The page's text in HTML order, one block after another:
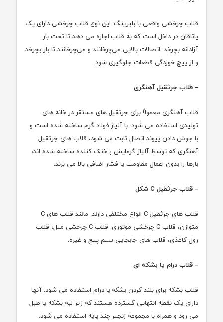
قلاب چرخشی واقعی با بلبرینگ: این نوع قلاب چرخشی دارای یک
یاتاقان در داخل است که به قلاب اجازه می دهد تا تحت بار
آزادانه بچرخد. اتصالات بالایی می‌چرخانند و می‌چرخانند تا بار بچرخد
و از پیچ ‌خوردگی قطعات جلوگیری شود.
– قلاب جرثقیل آهنگری
قلاب آهنگری معمولاً برای جرثقیل های مستقر در خانه های
تولیدی استفاده می شود. با آلیاژ فولاد گرم ساخته شده است و
با جوش دادن پیوند اتصال ثابت می شود، قلاب های جرثقیل
آهنگری که توسط آلیاژ گرمایش و خنک کننده ساخته شده اند،
بارها را بدون اعمال مقاومت یا فشار اضافی بالا می برند.
– قلاب جرثقیل C شکل
قلاب های جرثقیل C انواع مختلفی دارند. مانند قلاب های C
متوازن، قلاب C چرخشی موتوری، قلاب C چرخشی میل، قلاب
رول کاغذی، قلاب های جابجایی سیم پیچ و غیره.
– قلاب درام یا بشکه ای
قلاب بشکه برای بلند کردن بشکه یا درام استفاده می شود. آنها
دارای یک نقطه انتهایی گسترده هستند که زیر لبه بشکه یا طبل
می رود و همراه با مجموعه زنجیر چند پایه استفاده می شود.